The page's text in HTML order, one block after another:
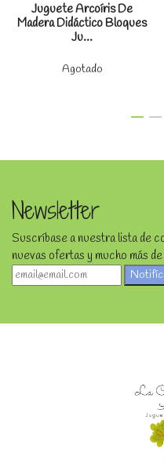
Juguete Arcoíris De
Madera Didáctico Bloques
Ju...
Agotado
Newsletter
Suscríbase a nuestra lista de
nuevas ofertas y mucho más